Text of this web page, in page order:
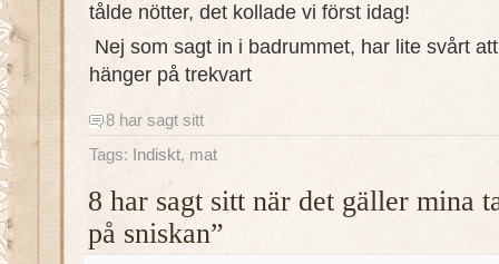
tålde nötter, det kollade vi först idag!
Nej som sagt in i badrummet, har lite svårt
hänger på trekvart
8 har sagt sitt
Tags:
Indiskt, mat
8 har sagt sitt när det gäller mina
på sniskan”